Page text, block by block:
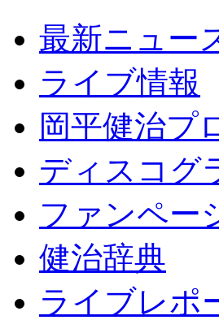
最新ニュー
ライブ情報
岡平健治プ
ディスコグ
ファンペー
健治辞典
ライブレポ